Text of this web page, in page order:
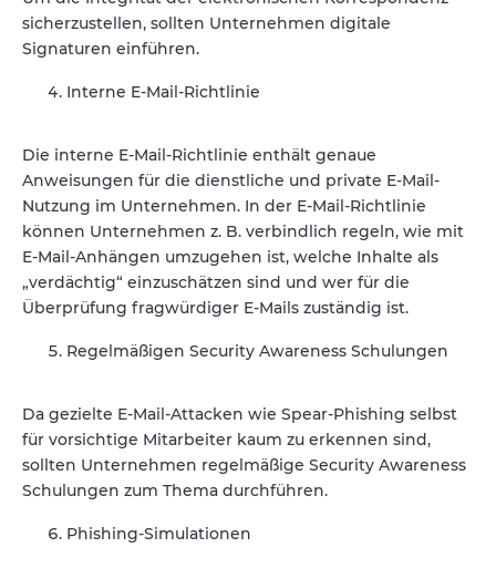
sicherzustellen, sollten Unternehmen digitale
Signaturen einführen.
Interne E-Mail-Richtlinie
Die interne E-Mail-Richtlinie enthält genaue
Anweisungen für die dienstliche und private E-Mail-
Nutzung im Unternehmen. In der E-Mail-Richtlinie
können Unternehmen z. B. verbindlich regeln, wie mit
E-Mail-Anhängen umzugehen ist, welche Inhalte als
„verdächtig“ einzuschätzen sind und wer für die
Überprüfung fragwürdiger E-Mails zuständig ist.
Regelmäßigen Security Awareness Schulungen
Da gezielte E-Mail-Attacken wie Spear-Phishing selbst
für vorsichtige Mitarbeiter kaum zu erkennen sind,
sollten Unternehmen regelmäßige Security Awareness
Schulungen zum Thema durchführen.
Phishing-Simulationen